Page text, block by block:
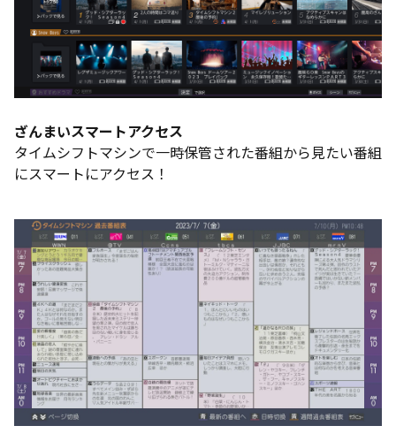
ざんまいスマートアクセス
タイムシフトマシンで一時保管された番組から見たい番組
にスマートにアクセス！